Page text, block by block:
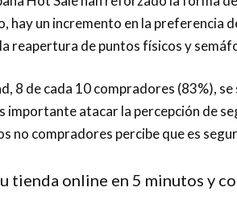
hay un incremento en la preferencia
reapertura de puntos físicos y
8 de cada 10 compradores (83%),
atacar la percepción de
no compradores percibe que es
tienda online en 5 minutos y